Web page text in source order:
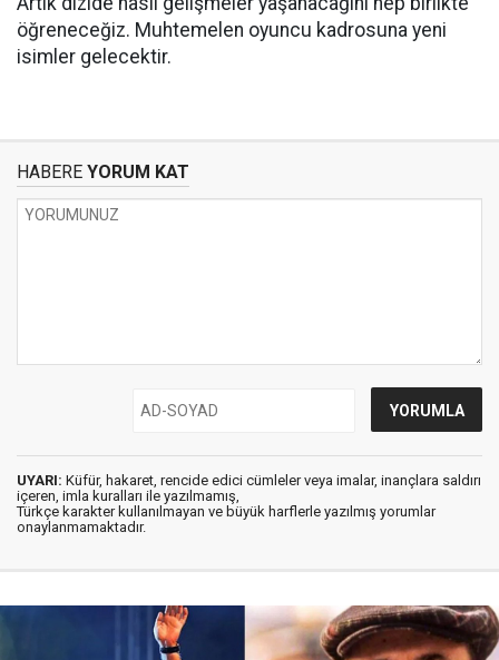
öğreneceğiz. Muhtemelen oyuncu kadrosuna yeni
isimler gelecektir.
HABERE YORUM KAT
UYARI: Küfür, hakaret, rencide edici cümleler veya imalar, inançlara saldırı
içeren, imla kuralları ile yazılmamış,
Türkçe karakter kullanılmayan ve büyük harflerle yazılmış yorumlar
onaylanmamaktadır.